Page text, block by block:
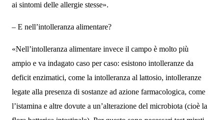
ai sintomi delle allergie stesse».
– E nell’intolleranza alimentare?
«Nell’intolleranza alimentare invece il campo è molto più
ampio e va indagato caso per caso: esistono intolleranze da
deficit enzimatici, come la intolleranza al lattosio, intolleranze
legate alla presenza di sostanze ad azione farmacologica, come
l’istamina e altre dovute a un’alterazione del microbiota (cioè la